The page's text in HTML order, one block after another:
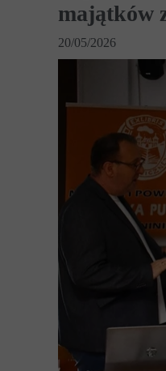
20/05/2026
majątków